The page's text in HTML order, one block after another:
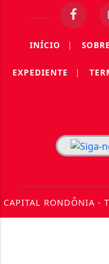
INÍCIO | SOBRE
EXPEDIENTE |
CAPITAL RONDÔNIA -